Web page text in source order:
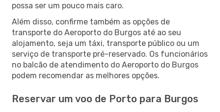
possa ser um pouco mais caro.
Além disso, confirme também as opções de
transporte do Aeroporto do Burgos até ao seu
alojamento, seja um táxi, transporte público ou um
serviço de transporte pré-reservado. Os funcionários
no balcão de atendimento do Aeroporto do Burgos
podem recomendar as melhores opções.
Reservar um voo de Porto para Burgos